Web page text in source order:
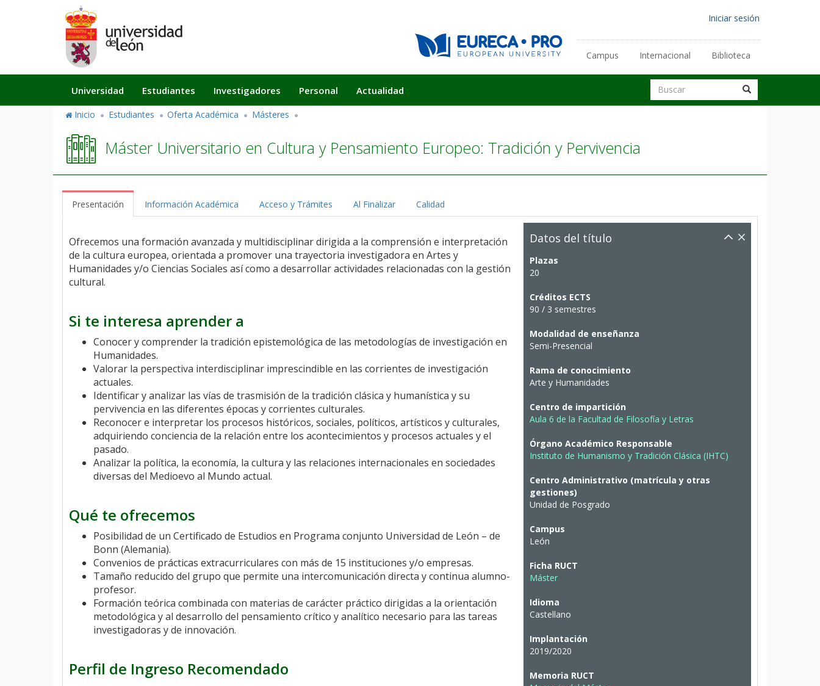
Menú
cuenta
de
usuario
Iniciar sesión
Enlaces
secundarios
Campus Internacional Biblioteca
Buscar
Buscar Buscar
Navegación
principal
Universidad Estudiantes Investigadores Personal Actualidad
Inicio Estudiantes Oferta Académica Másteres
Máster Universitario en Cultura y Pensamiento Europeo: Tradición y Pervivencia
Presentación Información Académica Acceso y Trámites Al Finalizar Calidad
Datos del título
Plazas
20
Créditos ECTS
90 / 3 semestres
Modalidad de enseñanza
Semi-Presencial
Rama de conocimiento
Arte y Humanidades
Centro de impartición
Aula 6 de la Facultad de Filosofía y Letras
Órgano Académico Responsable
Instituto de Humanismo y Tradición Clásica (IHTC)
Centro Administrativo (matrícula y otras
gestiones)
Unidad de Posgrado
Campus
León
Ficha RUCT
Máster
Idioma
Castellano
Implantación
2019/2020
Memoria RUCT
Ofrecemos una formación avanzada y multidisciplinar dirigida a la comprensión e interpretación
de la cultura europea, orientada a promover una trayectoria investigadora en Artes y
Humanidades y/o Ciencias Sociales así como a desarrollar actividades relacionadas con la gestión
cultural.
Si te interesa aprender a
Conocer y comprender la tradición epistemológica de las metodologías de investigación en
Humanidades.
Valorar la perspectiva interdisciplinar imprescindible en las corrientes de investigación
actuales.
Identificar y analizar las vías de trasmisión de la tradición clásica y humanística y su
pervivencia en las diferentes épocas y corrientes culturales.
Reconocer e interpretar los procesos históricos, sociales, políticos, artísticos y culturales,
adquiriendo conciencia de la relación entre los acontecimientos y procesos actuales y el
pasado.
Analizar la política, la economía, la cultura y las relaciones internacionales en sociedades
diversas del Medioevo al Mundo actual.
Qué te ofrecemos
Posibilidad de un Certificado de Estudios en Programa conjunto Universidad de León – de
Bonn (Alemania).
Convenios de prácticas extracurriculares con más de 15 instituciones y/o empresas.
Tamaño reducido del grupo que permite una intercomunicación directa y continua alumno-
profesor.
Formación teórica combinada con materias de carácter práctico dirigidas a la orientación
metodológica y al desarrollo del pensamiento crítico y analítico necesario para las tareas
investigadoras y de innovación.
Perfil de Ingreso Recomendado